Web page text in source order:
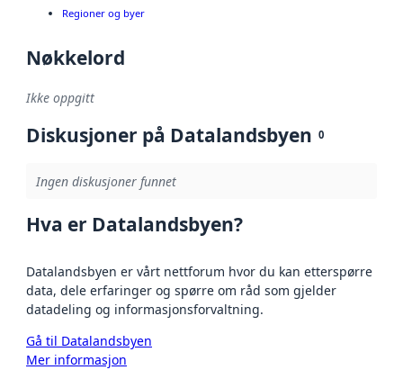
Regioner og byer
Nøkkelord
Ikke oppgitt
Diskusjoner på Datalandsbyen 0
Ingen diskusjoner funnet
Hva er Datalandsbyen?
Datalandsbyen er vårt nettforum hvor du kan etterspørre
data, dele erfaringer og spørre om råd som gjelder
datadeling og informasjonsforvaltning.
Gå til Datalandsbyen
Mer informasjon